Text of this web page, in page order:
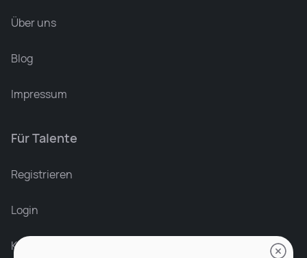
Über uns
Blog
Impressum
Für Talente
Registrieren
Login
Karriere bei Rocken